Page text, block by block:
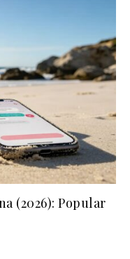
(2026): Popular